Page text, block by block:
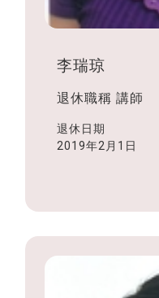
李瑞琼
退休職稱 講師
退休日期
2019年2月1日